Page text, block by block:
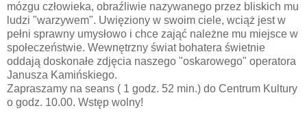
mózgu człowieka, obraźliwie nazywanego przez bliskich mu
ludzi "warzywem". Uwięziony w swoim ciele, wciąż jest w
pełni sprawny umysłowo i chce zająć należne mu miejsce w
społeczeństwie. Wewnętrzny świat bohatera świetnie
oddają doskonałe zdjęcia naszego "oskarowego" operatora
Janusza Kamińskiego.
Zapraszamy na seans ( 1 godz. 52 min.) do Centrum Kultury
o godz. 10.00. Wstęp wolny!